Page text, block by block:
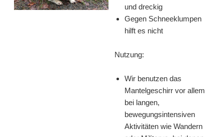
und dreckig
Gegen Schneeklumpen
hilft es nicht
Nutzung:
Wir benutzen das
Mantelgeschirr vor allem
bei langen,
bewegungsintensiven
Aktivitäten wie Wandern